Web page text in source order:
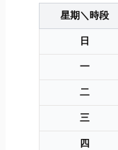
星期＼時段
日
一
二
三
四